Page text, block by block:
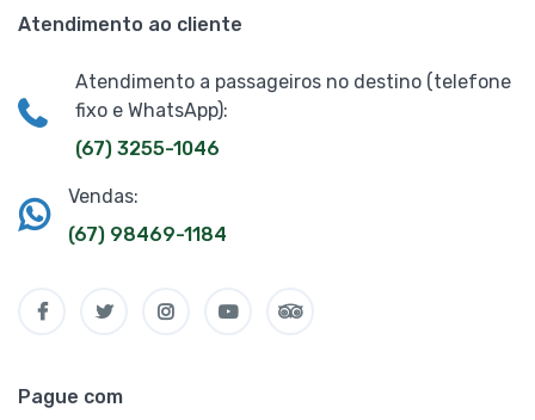
Atendimento ao cliente
Atendimento a passageiros no destino (telefone
fixo e WhatsApp):
(67) 3255-1046
Vendas:
(67) 98469-1184
Pague com